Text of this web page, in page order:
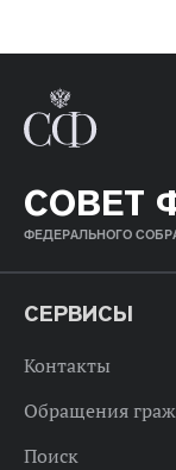
СОВЕТ
ФЕДЕРАЛЬНОГО
СЕРВИСЫ
Контакты
Обращения
Поиск